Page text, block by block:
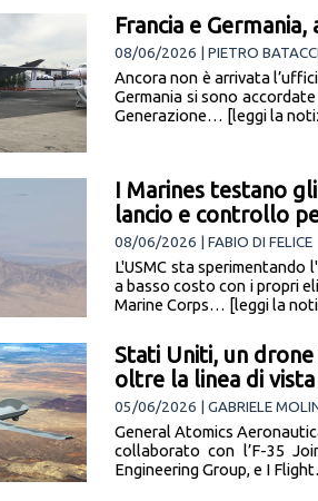
Francia e
08/06/2026 | PIETRO
Ancora non è arrivata
Germania si sono
Generazione… [leggi la
I Marines testano
lancio e controllo
08/06/2026 | FABIO DI FELICE
L'USMC sta
a basso costo con i propri
Marine Corps… [leggi la
Stati Uniti, un
oltre la linea di vista
05/06/2026 | GABRIELE
General Atomics
collaborato con l’F-35
Engineering Group, e I